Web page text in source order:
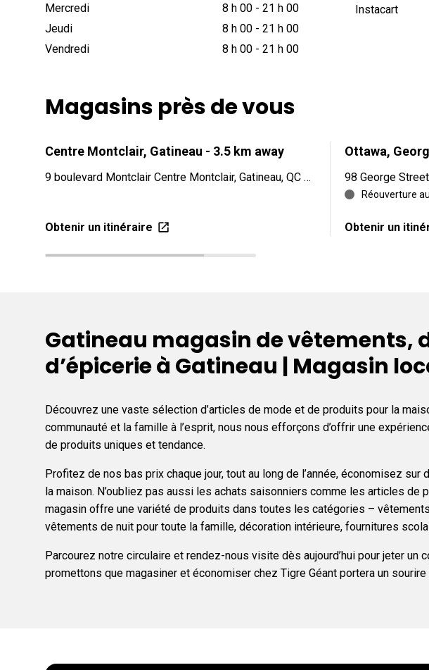
Mercredi
8 h 00 -21 h 00
Jeudi
8 h 00 -21 h 00
Vendredi
8 h 00 -21 h 00
Instacart
Magasins près de vous
Centre Montclair, Gatineau - 3.5 km away
9 boulevard Montclair Centre Montclair, Gatineau, QC J8Y 2E2
Obtenir un itinéraire
Ottawa,
98 George
Réouverture
Obtenir un
Gatineau magasin de vêtements,
d’épicerie à Gatineau | Magasin
Découvrez une vaste sélection d’articles de mode et de produits pour la
communauté et la famille à l’esprit, nous nous efforçons d’offrir une
de produits uniques et tendance.
Profitez de nos bas prix chaque jour, tout au long de l’année, économisez
la maison. N’oubliez pas aussi les achats saisonniers comme les articles
magasin offre une variété de produits dans toutes les catégories –
vêtements de nuit pour toute la famille, décoration intérieure, fournitures
Parcourez notre circulaire et rendez-nous visite dès aujourd’hui pour jeter
promettons que magasiner et économiser chez Tigre Géant portera un